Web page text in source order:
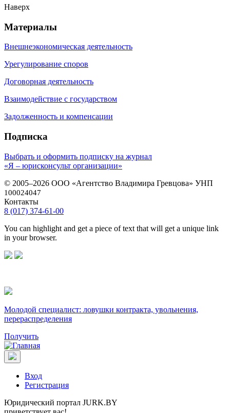
Наверх
Материалы
Внешнеэкономическая деятельность
Урегулирование споров
Договорная деятельность
Взаимодействие с государством
Задолженность и компенсации
Подписка
Выбрать и оформить подписку на журнал
«Я – юрисконсульт организации»
© 2005–2026 ООО «Агентство Владимира Гревцова» УНП
100024047
Контакты
8 (017) 374-61-00
You can highlight and get a piece of text that will get a unique link
in your browser.
Молодой специалист: ловушки контракта, увольнения,
перераспределения
Получить
Вход
Регистрация
Юридический портал JURK.BY